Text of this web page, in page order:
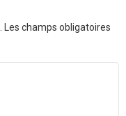
Les champs obligatoires